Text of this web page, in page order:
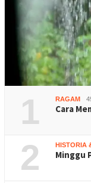
1 RAGAM
Cara
2 HISTORIA
Minggu